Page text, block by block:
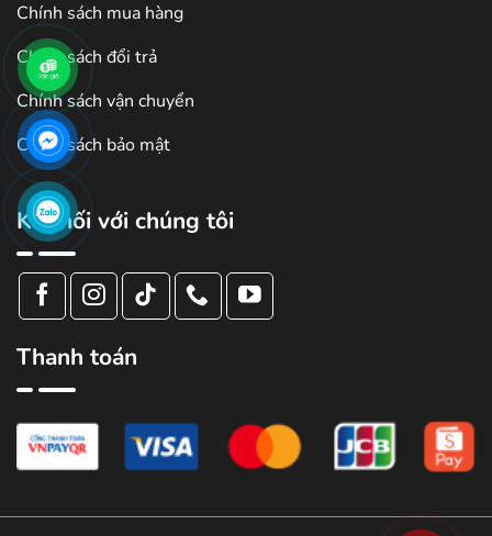
Chính sách mua hàng
Chính sách đổi trả
Chính sách vận chuyển
Chính sách bảo mật
Kết nối với chúng tôi
Thanh toán